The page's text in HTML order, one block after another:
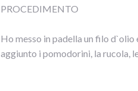
PROCEDIMENTO
Ho messo in padella un filo
aggiunto i pomodorini, la rucola,